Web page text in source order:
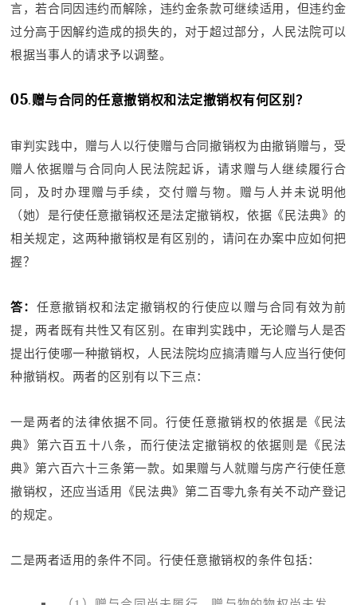
言，若合同因违约而解除，违约金条款可继续适用，但违约金
过分高于因解约造成的损失的，对于超过部分，人民法院可以
根据当事人的请求予以调整。
05.赠与合同的任意撤销权和法定撤销权有何区别？
审判实践中，赠与人以行使赠与合同撤销权为由撤销赠与，受
赠人依据赠与合同向人民法院起诉，请求赠与人继续履行合
同，及时办理赠与手续，交付赠与物。赠与人并未说明他
（她）是行使任意撤销权还是法定撤销权，依据《民法典》的
相关规定，这两种撤销权是有区别的，请问在办案中应如何把
握？
答： 任意撤销权和法定撤销权的行使应以赠与合同有效为前
提，两者既有共性又有区别。在审判实践中，无论赠与人是否
提出行使哪一种撤销权，人民法院均应搞清赠与人应当行使何
种撤销权。两者的区别有以下三点：
一是两者的法律依据不同。行使任意撤销权的依据是《民法
典》第六百五十八条，而行使法定撤销权的依据则是《民法
典》第六百六十三条第一款。如果赠与人就赠与房产行使任意
撤销权，还应当适用《民法典》第二百零九条有关不动产登记
的规定。
二是两者适用的条件不同。行使任意撤销权的条件包括：